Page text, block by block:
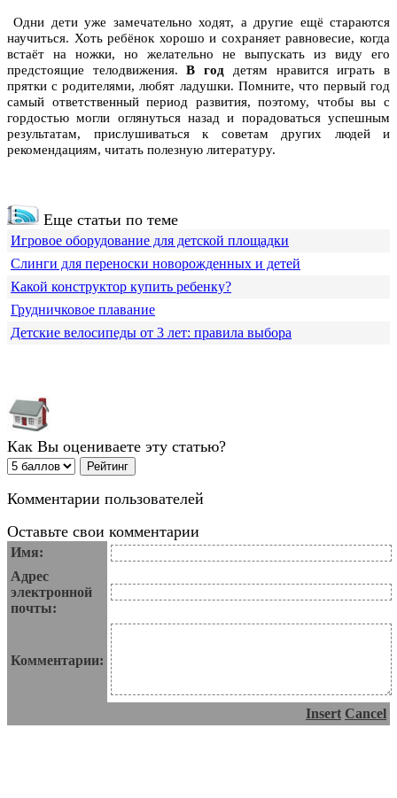
Одни дети уже замечательно ходят, а другие ещё стараются
научиться. Хоть ребёнок хорошо и сохраняет равновесие, когда
встаёт на ножки, но желательно не выпускать из виду его
предстоящие телодвижения.В год детям нравится играть в
прятки с родителями, любят ладушки. Помните, что первый год
самый ответственный период развития, поэтому, чтобы вы с
гордостью могли оглянуться назад и порадоваться успешным
результатам, прислушиваться к советам других людей и
рекомендациям, читать полезную литературу.
Еще статьи по теме
Игровое оборудование для детской площадки
Слинги для переноски новорожденных и детей
Какой конструктор купить ребенку?
Грудничковое плавание
Детские велосипеды от 3 лет: правила выбора
Как Вы оцениваете эту статью?
Комментарии пользователей
Оставьте свои комментарии
Имя:
Адрес
электронной
почты:
Комментарии:
Insert Cancel